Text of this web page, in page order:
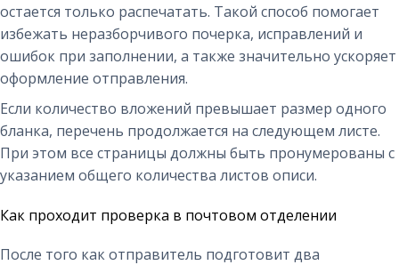
остается только распечатать. Такой способ помогает
избежать неразборчивого почерка, исправлений и
ошибок при заполнении, а также значительно ускоряет
оформление отправления.
Если количество вложений превышает размер одного
бланка, перечень продолжается на следующем листе.
При этом все страницы должны быть пронумерованы с
указанием общего количества листов описи.
Как проходит проверка в почтовом отделении
После того как отправитель подготовит два